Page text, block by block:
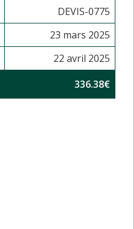
DEVIS-0775
23 mars 2025
22 avril 2025
336.38€